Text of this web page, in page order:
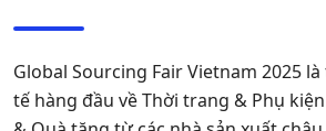
Global Sourcing Fair Vietnam 2025
tế hàng đầu về Thời trang & Phụ